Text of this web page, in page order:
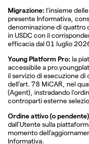
Migrazione: l’insieme
presente Informativa,
denominazione di quattro
in USDC con il
efficacia dal 01 luglio
Young Platform Pro: la
accessibile a
il servizio di esecuzione di
dell’art. 78 MiCAR, nel
(Agent), instradando
controparti esterne
Ordine attivo (o
dall’Utente sulla
momento
Informativa.